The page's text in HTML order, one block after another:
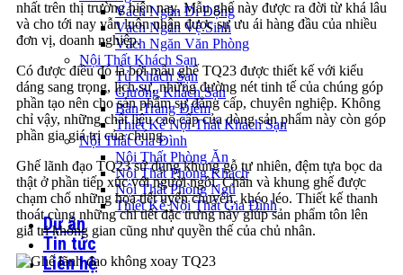
Vách Ngăn Di Động
Vách Ngăn Vệ Sinh
Vách Ngăn Văn Phòng
Nội Thất Khách Sạn
Tủ Khách Sạn
Giường Khách Sạn
Bàn Trang Điểm
Thiết Kế Nội Thất Khách Sạn
Nội Thất Gia Đình
Nội Thất Phòng Ăn
Nội Thất Phòng Khách
Nội Thất Phòng Ngủ
Thiết Kế Nội Thất Gia Đình
Dự án
Tin tức
Liên hệ
nhất trên thị trường hiện nay. Mẫu ghế này được ra đời từ khá lâu
và cho tới nay vẫn luôn nhận được sự ưu ái hàng đầu của nhiều
đơn vị, doanh nghiệp.
Có được điều đó là bởi mẫu ghế TQ23 được thiết kế với kiểu
dáng sang trọng, lịch sự, những đường nét tinh tế của chúng góp
phần tạo nên cho sản phẩm sự đẳng cấp, chuyên nghiệp. Không
chỉ vậy, những chất liệu cao cấp của dòng sản phẩm này còn góp
phần gia giá trị của chúng.
Ghế lãnh đạo TQ23 sử dụng khung gỗ tự nhiên, đệm tựa bọc da
thật ở phần tiếp xúc với người ngồi. Chân và khung ghế được
chạm chổ những họa tiết uyển chuyển, khéo léo. Thiết kế thanh
thoát cùng những chi tiết đặc trưng này giúp sản phẩm tôn lên
giá trị không gian cũng như quyền thế của chủ nhân.